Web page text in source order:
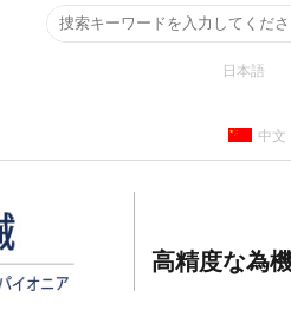
日本語
中文
高精度な為